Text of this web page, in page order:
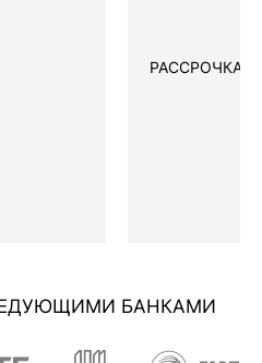
РАССРОЧКА
БАНКАМИ